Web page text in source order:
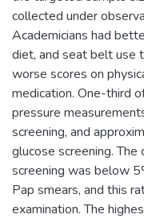
collected under
Academicians had
diet, and seat belt use
worse scores on
medication. One-third
pressure
screening, and
glucose screening. The
screening was below
Pap smears, and this
examination. The